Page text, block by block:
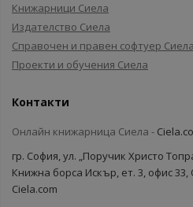
Книжарници Сиела
Издателство Сиела
Справочен и правен софтуер Сиела
Проекти и обучения Сиела
Контакти
Онлайн книжарница Сиела -
гр. София, ул. „Поручик Христо
Книжна борса Искър, ет. 3, офис
Ciela.com